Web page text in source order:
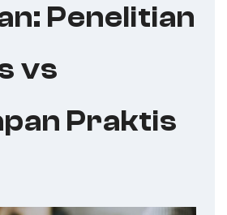
Penelitian
vs
Praktis